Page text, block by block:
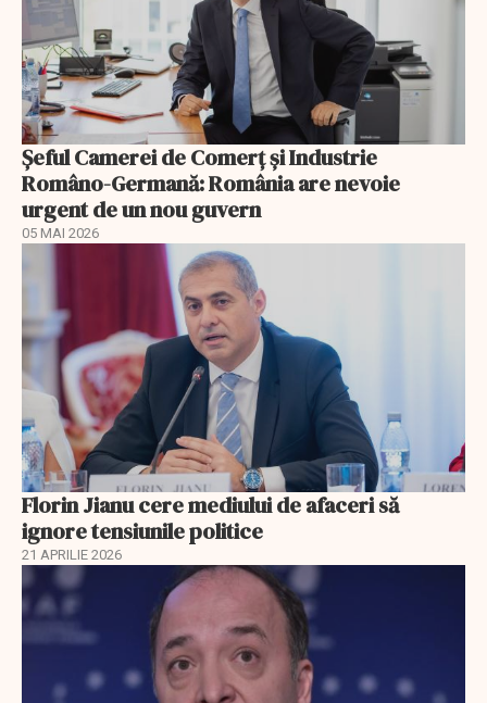
Șeful Camerei de Comerț și Industrie
Româno-Germană: România are nevoie
urgent de un nou guvern
05 MAI 2026
Florin Jianu cere mediului de afaceri să
ignore tensiunile politice
21 APRILIE 2026
EXCLUSIV